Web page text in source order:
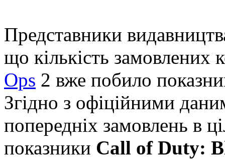
Представники
що кількість замовлених
Ops 2 вже побило
Згідно з офіційними
попередніх замовлень в
показники Call of Duty: